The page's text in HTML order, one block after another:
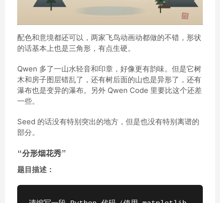
配色和意境都还可以，两家飞鸟动画动都做的不错，形状
的话基本上也是三角形，有点生硬。
Qwen 多了一山水轻音和印章，好像更有韵味。但是它树
木和房子图层错乱了，还有树后面的山也是异形了，还有
瀑布也是变异的瀑布。另外 Qwen Code 里要比这个还差
一些。
Seed 的话没有特别突出的地方，但是也没有特别离谱的
部分。
“分形烟花秀”
题目描述：